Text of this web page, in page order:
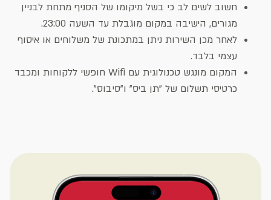
חשוב לשים לב כי בשל מיקומו של הסניף מתחת לבניין
מגורים, הישיבה במקום מוגבלת עד השעה 23:00.
לאחר מכן השירות ניתן במתכונת של משלוחים או איסוף
עצמי בלבד.
המקום מונגש טכנולוגית עם Wifi חופשי ללקוחות ומכבד
כרטיסי תשלום של "תן ביס" ו"סיבוס".